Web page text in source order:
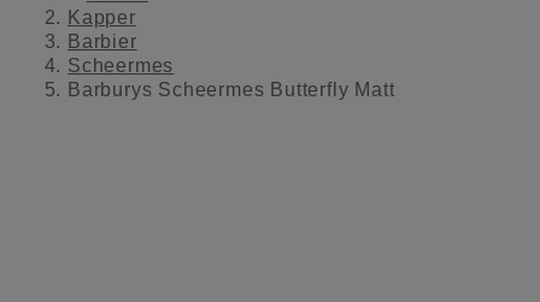
Kapper
Barbier
Scheermes
Barburys Scheermes Butterfly Matt